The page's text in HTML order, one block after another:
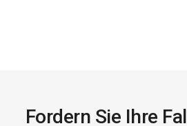
Fordern Sie Ihre